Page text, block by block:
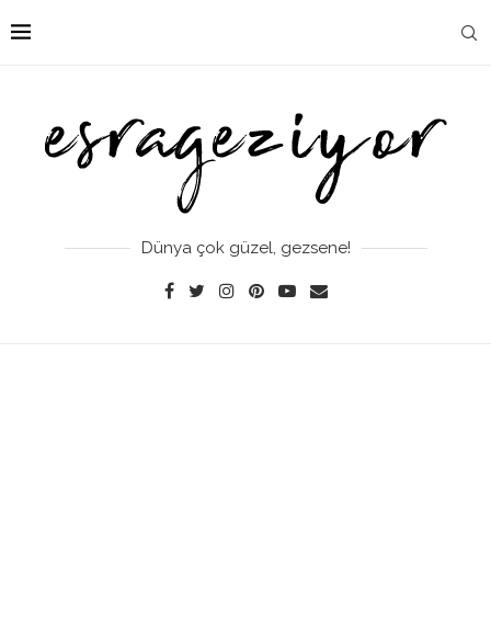
Dünya çok güzel, gezsene!